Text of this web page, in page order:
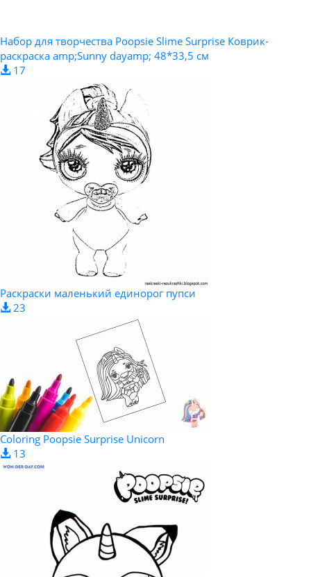
Набор для творчества Poopsie Slime Surprise Коврик-
раскраска amp;Sunny dayamp; 48*33,5 см
17
Раскраски маленький единорог пупси
23
Coloring Poopsie Surprise Unicorn
13